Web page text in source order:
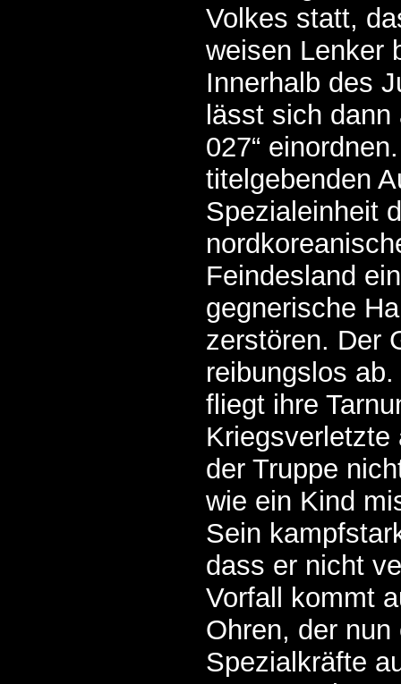
Volkes statt,
weisen Lenker
Innerhalb des
lässt sich dann
027“
titelgebenden
Spezialeinheit
Feindesland
gegnerische
zerstören. Der
reibungslos
fliegt ihre
Kriegsverletzte
der Truppe
wie ein Kind
Sein
dass er nicht
Vorfall kommt
Ohren, der nun
Spezialkräfte